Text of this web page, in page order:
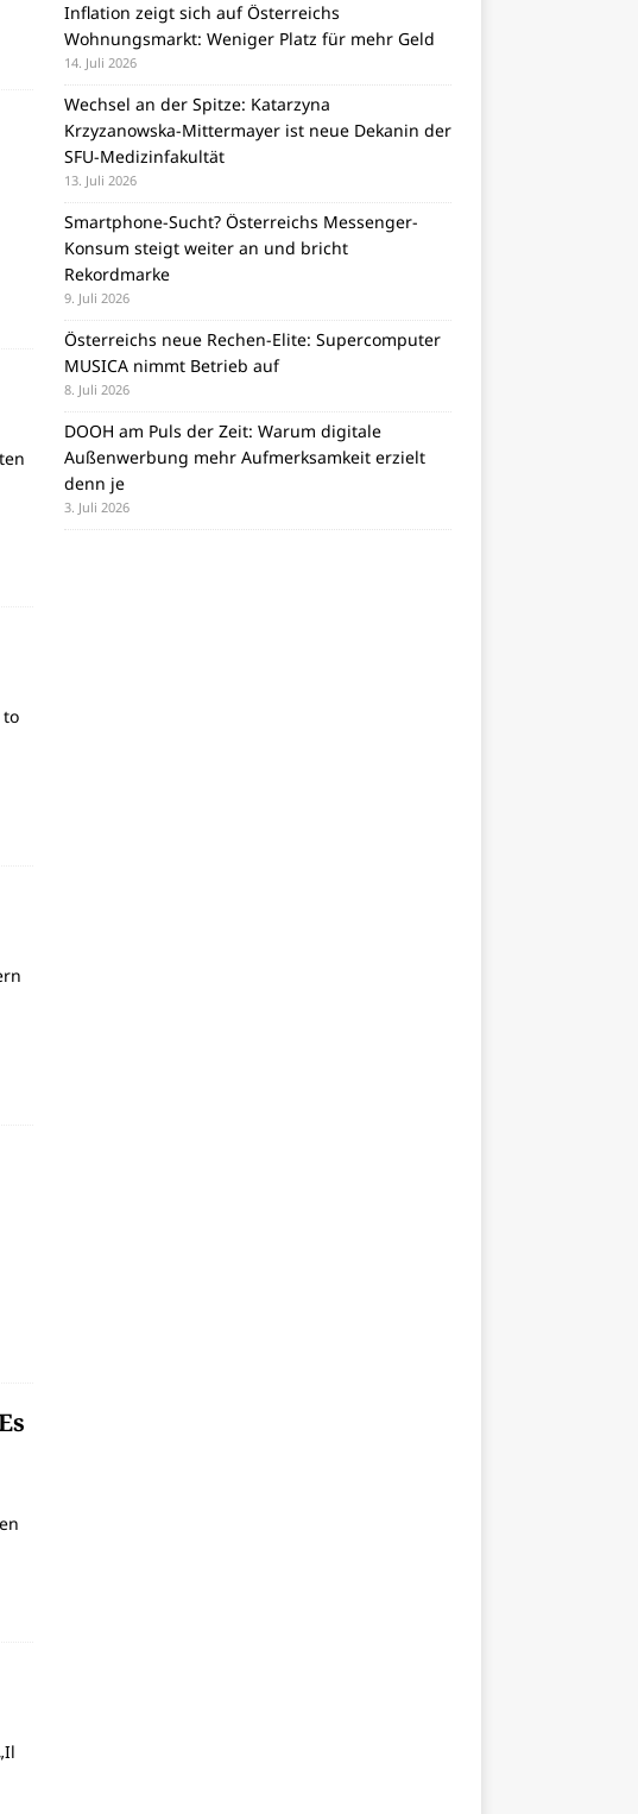
to
Inflation zeigt sich auf Österreichs
Wohnungsmarkt: Weniger Platz für mehr Geld
14. Juli 2026
Wechsel an der Spitze: Katarzyna
Krzyzanowska-Mittermayer ist neue Dekanin der
SFU-Medizinfakultät
13. Juli 2026
Smartphone-Sucht? Österreichs Messenger-
Konsum steigt weiter an und bricht
Rekordmarke
9. Juli 2026
Österreichs neue Rechen-Elite: Supercomputer
MUSICA nimmt Betrieb auf
8. Juli 2026
DOOH am Puls der Zeit: Warum digitale
Außenwerbung mehr Aufmerksamkeit erzielt
denn je
3. Juli 2026